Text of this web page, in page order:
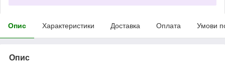
Опис Характеристики Доставка Оплата Умови
Опис